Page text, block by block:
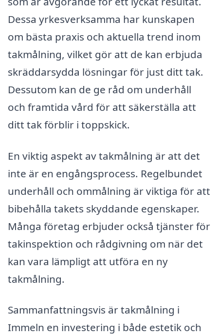
Dessa yrkesverksamma har kunskapen
om bästa praxis och aktuella trend inom
takmålning, vilket gör att de kan erbjuda
skräddarsydda lösningar för just ditt tak.
Dessutom kan de ge råd om underhåll
och framtida vård för att säkerställa att
ditt tak förblir i toppskick.
En viktig aspekt av takmålning är att det
inte är en engångsprocess. Regelbundet
underhåll och ommålning är viktiga för att
bibehålla takets skyddande egenskaper.
Många företag erbjuder också tjänster för
takinspektion och rådgivning om när det
kan vara lämpligt att utföra en ny
takmålning.
Sammanfattningsvis är takmålning i
Immeln en investering i både estetik och